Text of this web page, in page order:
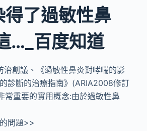
得了過敏性鼻
…_百度知道
治創議、《過敏性鼻炎對哮喘的影
診斷的治療指南》(ARIA2008修訂
常重要的實用概念:由於過敏性鼻
問題>>